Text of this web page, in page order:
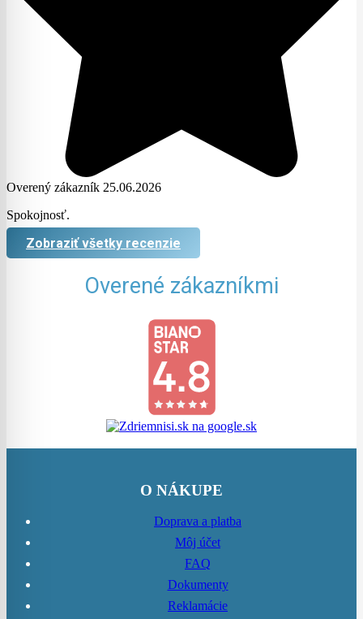
Overený zákazník 25.06.2026
Spokojnosť.
Zobraziť všetky recenzie
Overené zákazníkmi
O NÁKUPE
Doprava a platba
Môj účet
FAQ
Dokumenty
Reklamácie